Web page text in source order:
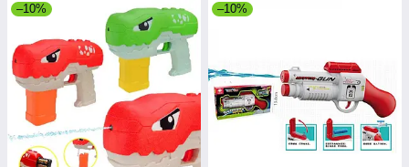
–10% –10%